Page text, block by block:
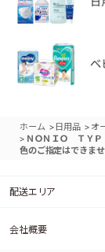
ホーム > 日用品 > オ
> ＮＯＮＩＯ ＴＹ
色のご指定はできま
配送エリア
会社概要